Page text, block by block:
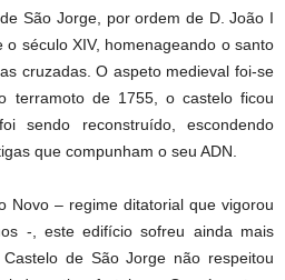
São Jorge, por ordem de D. João I
século XIV, homenageando o santo
cruzadas. O aspeto medieval foi-se
terramoto de 1755, o castelo ficou
sendo reconstruído, escondendo
que compunham o seu ADN.
Novo – regime ditatorial que vigorou
-, este edifício sofreu ainda mais
de São Jorge não respeitou